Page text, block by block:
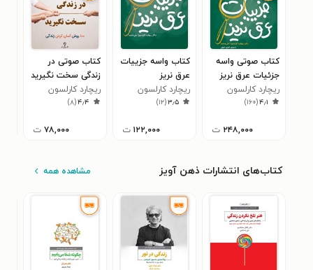
کتاب صوتی واسه
جزئیات عرق نریز
ریچارد کارلسون
۴٫۱(۱۶۰)
۲۴۸,۰۰۰ ت
کتاب واسه جزییات
عرق نریز
ریچارد کارلسون
۳٫۵(۱۲)
۱۲۲,۰۰۰ ت
کتاب صوتی در
زندگی سخت نگیرید
ریچارد کارلسون
۴٫۴(۸)
۷۸,۰۰۰ ت
کتاب‌های انتشارات ذهن آویز مشاهده همه